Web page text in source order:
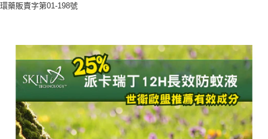
環藥販賣字第01-198號